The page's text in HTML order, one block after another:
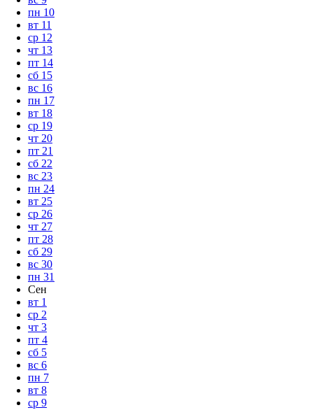
пн 10
вт 11
ср 12
чт 13
пт 14
сб 15
вс 16
пн 17
вт 18
ср 19
чт 20
пт 21
сб 22
вс 23
пн 24
вт 25
ср 26
чт 27
пт 28
сб 29
вс 30
пн 31
Сен
вт 1
ср 2
чт 3
пт 4
сб 5
вс 6
пн 7
вт 8
ср 9